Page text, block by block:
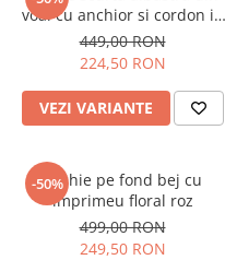
Tricouri si topuri
Rochii de eveniment
voal cu anchior si cordon in
talie
449,00 RON
224,50 RON
VEZI VARIANTE
-50%
Rochie pe fond bej cu
imprimeu floral roz
499,00 RON
249,50 RON